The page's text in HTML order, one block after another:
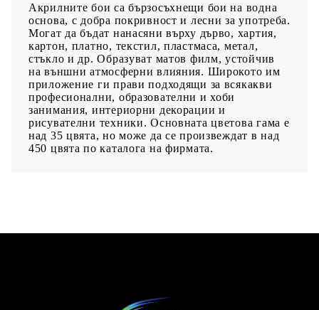
Акрилните бои са бързосъхнещи бои на водна
основа, с добра покривност и лесни за употреба.
Могат да бъдат нанасяни върху дърво, хартия,
картон, платно, текстил, пластмаса, метал,
стъкло и др. Образуват матов филм, устойчив
на външни атмосферни влияния. Широкото им
приложение ги прави подходящи за всякакви
професионални, образователни и хоби
занимания, интериорни декорации и
рисувателни техники. Основната цветова гама е
над 35 цвята, но може да се произвеждат в над
450 цвята по каталога на фирмата.